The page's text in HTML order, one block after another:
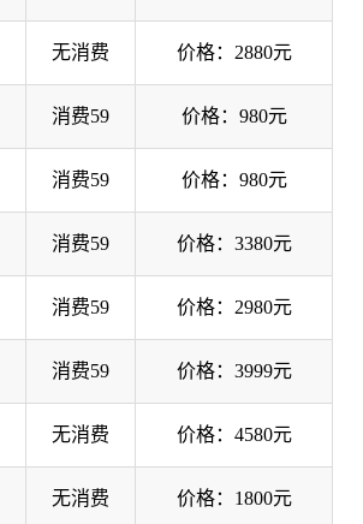
无消费 价格：2880元
消费59 价格：980元
消费59 价格：980元
消费59 价格：3380元
消费59 价格：2980元
消费59 价格：3999元
无消费 价格：4580元
无消费 价格：1800元